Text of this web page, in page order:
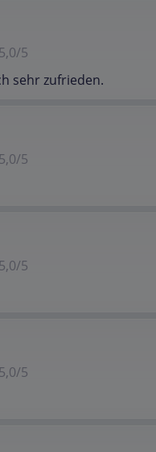
5,0/5
sehr zufrieden.
5,0/5
5,0/5
5,0/5